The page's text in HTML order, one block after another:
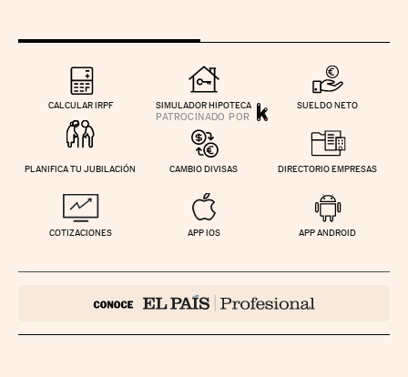
CALCULAR IRPF SIMULADOR HIPOTECA SUELDO NETO
PLANIFICA TU JUBILACIÓN CAMBIO DIVISAS DIRECTORIO EMPRESAS
COTIZACIONES APP IOS APP ANDROID